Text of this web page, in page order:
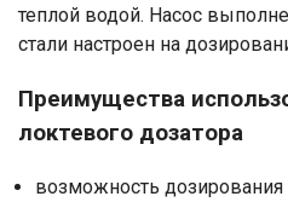
теплой водой. Насос
стали настроен на
Преимущества
локтевого дозатора
возможность дозирования